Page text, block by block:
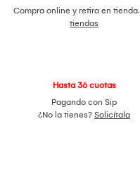
Compra online y retira en tienda.
tiendas
Hasta 36 cuotas
Pagando con Sip
¿No la tienes? Solicítala